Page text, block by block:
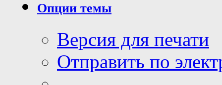
Опции темы
Версия для печати
Отправить по